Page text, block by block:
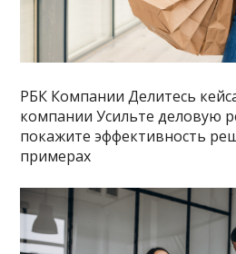
РБК Компании Делитесь
компании Усильте деловую
покажите эффективность
примерах